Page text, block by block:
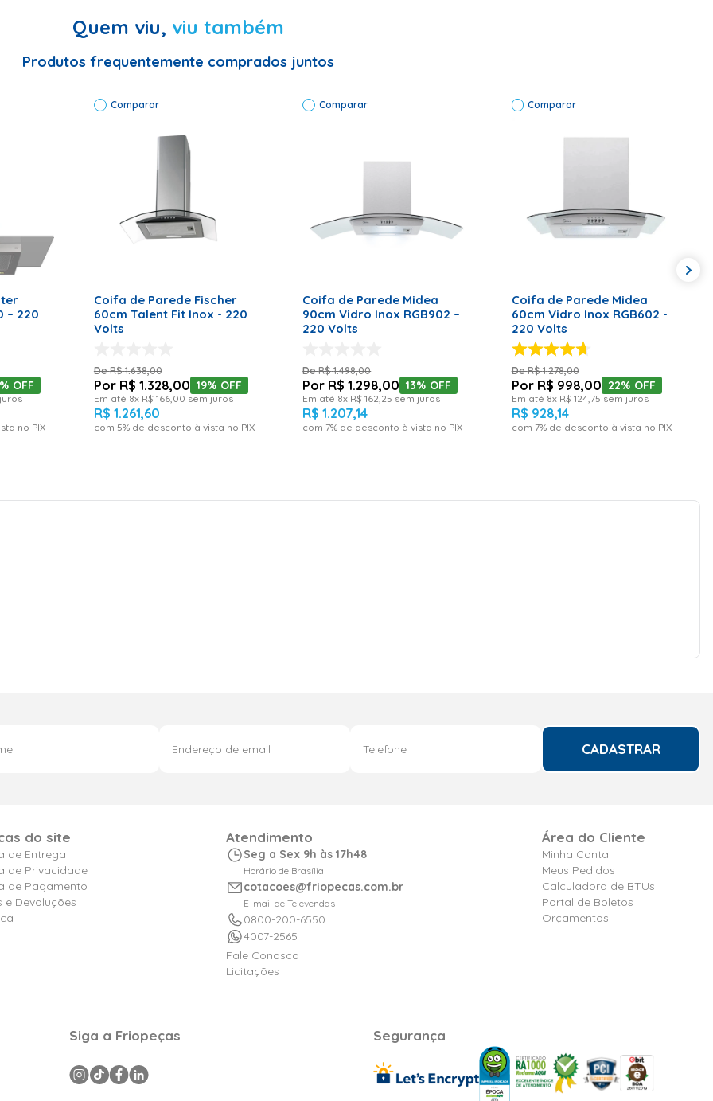
de parede | Cor: Inox com Vidro transparente | Voltagem: 127 Volts | Tamanho: 90cm | Modelo: PCO90G | Código de fábrica:
12 Meses
Quem viu, viu também
Produtos frequentemente comprados juntos
– 220
OFF
no PIX
Comparar
Coifa de Parede Fischer
60cm Talent Fit Inox - 220
Volts
R$ 1.638,00
R$ 1.328,00 19% OFF
Em até 8x R$ 166, 00 sem juros
R$ 1.261,60
com 5% de desconto à vista no PIX
Comparar
Coifa de Parede Midea
90cm Vidro Inox RGB902 –
220 Volts
R$ 1.498,00
R$ 1.298,00 13% OFF
Em até 8x R$ 162 25 sem juros
R$ 1.207,14
com 7% de desconto à vista no PIX
Comparar
Coifa de Parede Midea
60cm Vidro Inox RGB602 -
220 Volts
R$ 1.278,00
R$ 998,00 22% OFF
Em até 8x R$ 124 75 sem juros
R$ 928,14
com 7% de desconto à vista no PIX
CADASTRAR
do site
de Entrega
de Privacidade
de Pagamento
e Devoluções
Atendimento
Seg a Sex 9h às 17h48
Horário de Brasília
cotacoes@friopecas.com.br
E-mail de Televendas
0800-200-6550
4007-2565
Fale Conosco
Licitações
Área do Cliente
Minha Conta
Meus Pedidos
Calculadora de BTUs
Portal de Boletos
Orçamentos
Siga a Friopeças Segurança